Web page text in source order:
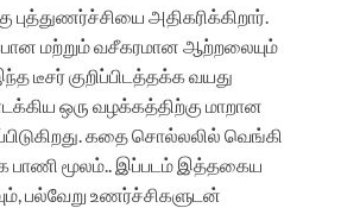
புத்துணர்ச்சியை அதிகரிக்கிறார்.
மற்றும் வசீகரமான ஆற்றலையும்
டீசர் குறிப்பிடத்தக்க வயது
ஒரு வழக்கத்திற்கு மாறான
கதை சொல்லலில் வெங்கி
பாணி மூலம்.. இப்படம் இத்தகைய
பல்வேறு உணர்ச்சிகளுடன்